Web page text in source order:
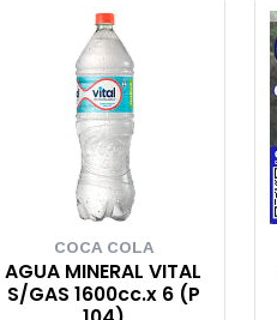
COCA COLA
AGUA MINERAL VITAL
S/GAS 1600cc.x 6 (P